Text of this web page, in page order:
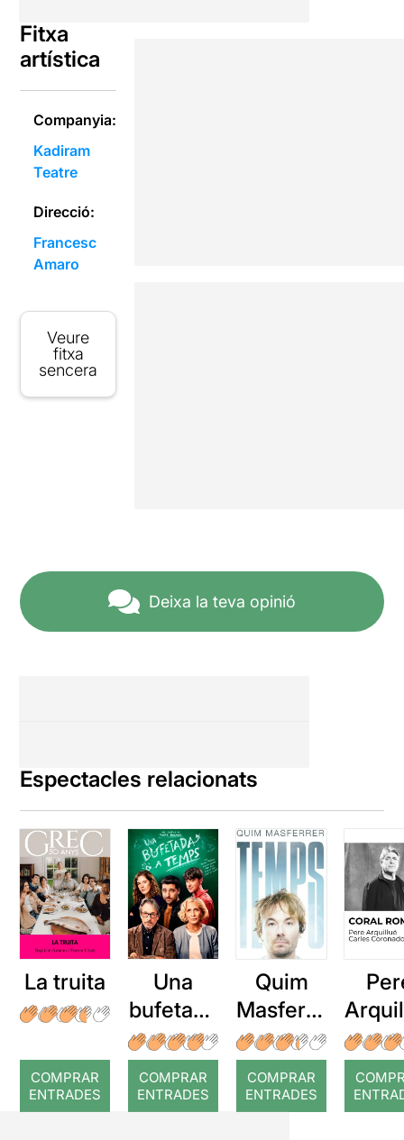
Fitxa
artística
Companyia:
Kadiram
Teatre
Direcció:
Francesc
Amaro
Veure
fitxa
sencera
Deixa la teva opinió
Espectacles relacionats
La truita
COMPRAR
ENTRADES
Una
bufetada
a temps
COMPRAR
ENTRADES
Quim
Masferre
r: Temps
COMPRAR
ENTRADES
: